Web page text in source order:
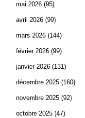
mai 2026 (95)
avril 2026 (99)
mars 2026 (144)
février 2026 (99)
janvier 2026 (131)
décembre 2025 (160)
novembre 2025 (92)
octobre 2025 (47)